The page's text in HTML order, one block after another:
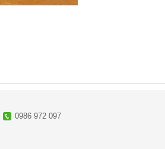
0986 972 097